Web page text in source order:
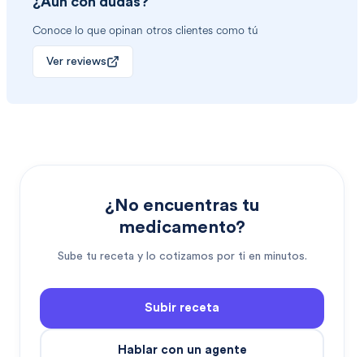
Conoce lo que opinan otros clientes como tú
Ver reviews
¿No encuentras tu
medicamento?
Sube tu receta y lo cotizamos por ti en minutos.
Subir receta
Hablar con un agente